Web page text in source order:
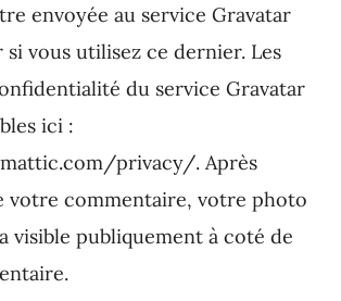
envoyée au service Gravatar
vous utilisez ce dernier. Les
du service Gravatar
ici :
privacy/. Après
votre commentaire, votre photo
visible publiquement à coté de